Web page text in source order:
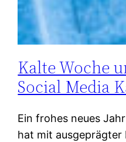
Kalte Woche
Social Media
Ein frohes neues
hat mit